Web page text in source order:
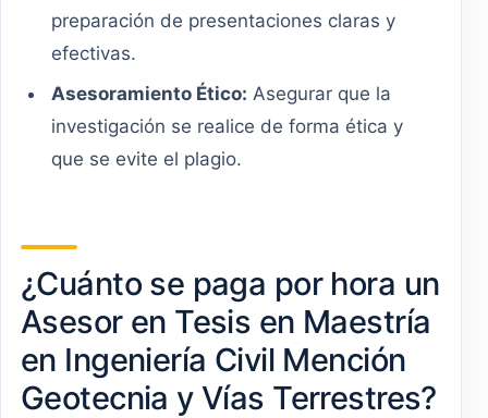
preparación de presentaciones claras y
efectivas.
Asesoramiento Ético: Asegurar que la
investigación se realice de forma ética y
que se evite el plagio.
¿Cuánto se paga por hora un
Asesor en Tesis en Maestría
en Ingeniería Civil Mención
Geotecnia y Vías Terrestres?